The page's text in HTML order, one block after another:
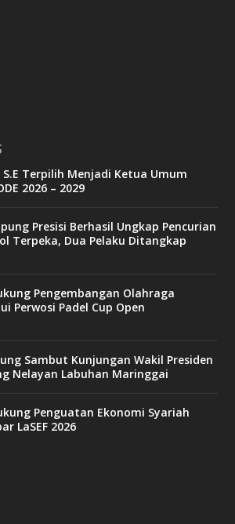
S.E Terpilih Menjadi Ketua Umum
2026 – 2029
Presisi Berhasil Ungkap Pencurian
Terpeka, Dua Pelaku Ditangkap
Pengembangan Olahraga
Perwosi Padel Cup Open
Sambut Kunjungan Wakil Presiden
Nelayan Labuhan Maringgai
Penguatan Ekonomi Syariah
LaSEF 2026